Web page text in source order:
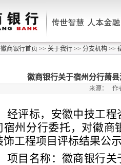
徽商银行首页 >> 关于我行 >> 分支机构 >>
徽商银行关于宿州分行萧
来源： 作